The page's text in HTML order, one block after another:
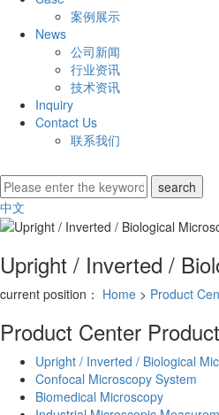
案例展示
News
公司新闻
行业资讯
技术资讯
Inquiry
Contact Us
联系我们
中文
Upright / Inverted /
current position： Home > Product
Product Center Product
Upright / Inverted / Biological
Confocal Microscopy System
Biomedical Microscopy